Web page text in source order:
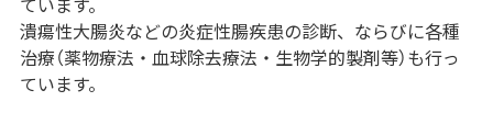
潰瘍性大腸炎などの炎症性腸疾患の診断、ならびに各種
治療（薬物療法・血球除去療法・生物学的製剤等）も行っ
ています。